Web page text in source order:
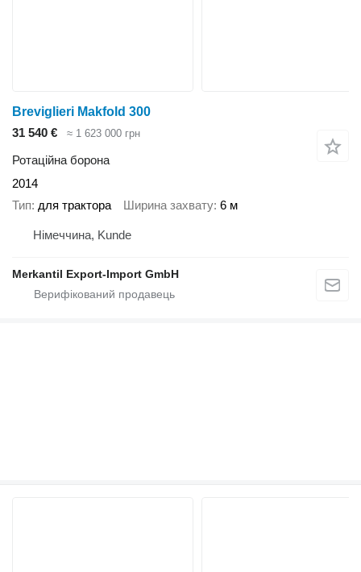
Breviglieri Makfold 300
31 540 €
≈ 1 623 000 грн
Ротаційна борона
2014
Тип для трактора Ширина захвату 6 м
Німеччина, Kunde
Merkantil Export-Import GmbH